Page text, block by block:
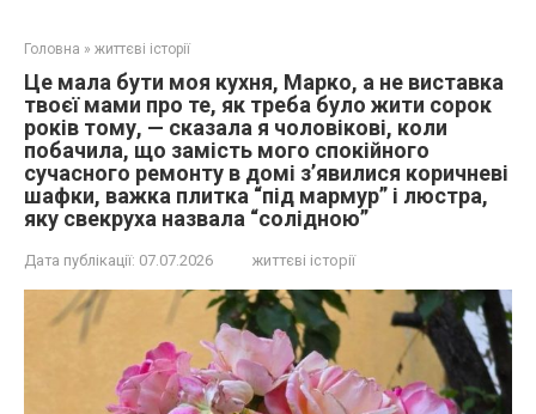
Головна » життєві історії
Це мала бути моя кухня, Марко, а не виставка
твоєї мами про те, як треба було жити сорок
років тому, — сказала я чоловікові, коли
побачила, що замість мого спокійного
сучасного ремонту в домі з’явилися коричневі
шафки, важка плитка “під мармур” і люстра,
яку свекруха назвала “солідною”
Дата публікації: 07.07.2026 життєві історії